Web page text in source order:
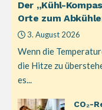
Der „Kühl-
Orte zum
3. August 2026
Wenn die
die Hitze zu
es...
CO₂-